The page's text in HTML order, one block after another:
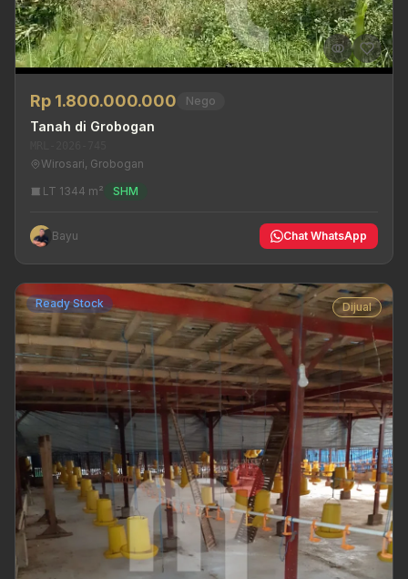
Rp 1.800.000.000 Nego
Tanah di Grobogan
Wirosari, Grobogan
LT 1344 m²
SHM
Bayu Chat WhatsApp
Ready Stock Dijual